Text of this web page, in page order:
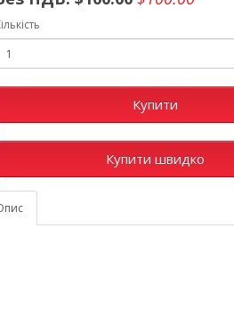
Купити
Купити швидко